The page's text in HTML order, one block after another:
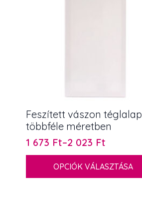
Feszített vászon téglalap
többféle méretben
1 673 Ft–2 023 Ft
Ártartomány:
673 FtOPCIÓK VÁLASZTÁSA